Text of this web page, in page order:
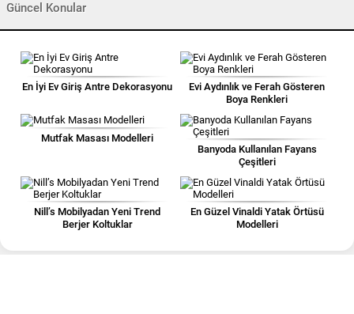
Güncel Konular
En İyi Ev Giriş Antre Dekorasyonu
Evi Aydınlık ve Ferah Gösteren
Boya Renkleri
Mutfak Masası Modelleri
Banyoda Kullanılan Fayans
Çeşitleri
Nill’s Mobilyadan Yeni Trend
Berjer Koltuklar
En Güzel Vinaldi Yatak Örtüsü
Modelleri